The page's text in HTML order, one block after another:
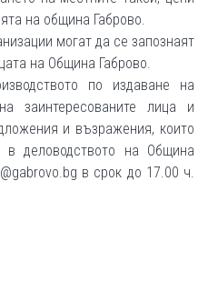
на община Габрово.
могат да се запознаят
на Община Габрово.
по издаване на
заинтересованите лица и
и възражения, които
деловодството на Община
в срок до 17.00 ч.